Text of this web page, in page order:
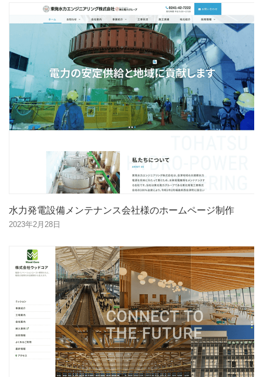
水力発電設備メンテナンス会社様のホームページ制作
2023年2月28日